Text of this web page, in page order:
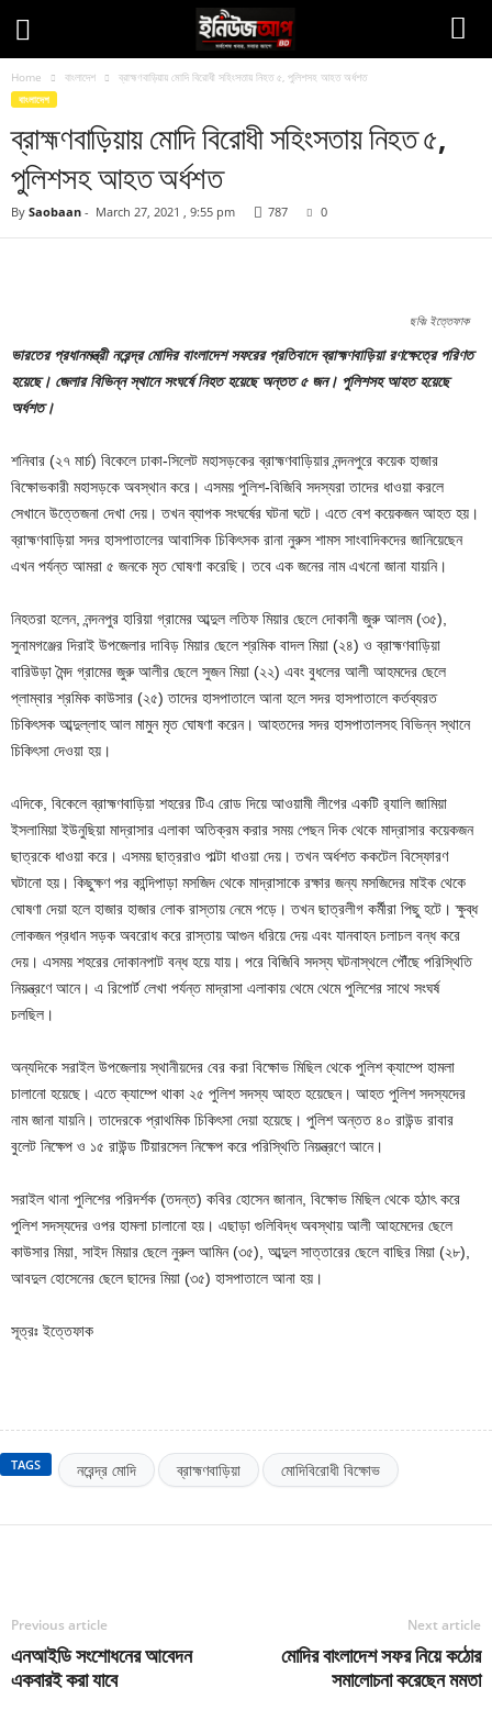
Home বাংলাদেশ ব্রাহ্মণবাড়িয়ায় মোদি বিরোধী সহিংসতায় নিহত ৫, পুলিশসহ আহত অর্ধশত
বাংলাদেশ
ব্রাহ্মণবাড়িয়ায় মোদি বিরোধী সহিংসতায় নিহত ৫,
পুলিশসহ আহত অর্ধশত
By Saobaan - March 27, 2021 , 9:55 pm 787 0
ছবিঃ ইত্তেফাক
ভারতের প্রধানমন্ত্রী নরেন্দ্র মোদির বাংলাদেশ সফরের প্রতিবাদে ব্রাহ্মণবাড়িয়া রণক্ষেত্রে পরিণত
হয়েছে। জেলার বিভিন্ন স্থানে সংঘর্ষে নিহত হয়েছে অন্তত ৫ জন। পুলিশসহ আহত হয়েছে
অর্ধশত।
শনিবার (২৭ মার্চ) বিকেলে ঢাকা-সিলেট মহাসড়কের ব্রাহ্মণবাড়িয়ার নন্দনপুরে কয়েক হাজার
বিক্ষোভকারী মহাসড়কে অবস্থান করে। এসময় পুলিশ-বিজিবি সদস্যরা তাদের ধাওয়া করলে
সেখানে উত্তেজনা দেখা দেয়। তখন ব্যাপক সংঘর্ষের ঘটনা ঘটে। এতে বেশ কয়েকজন আহত হয়।
ব্রাহ্মণবাড়িয়া সদর হাসপাতালের আবাসিক চিকিৎসক রানা নুরুস শামস সাংবাদিকদের জানিয়েছেন
এখন পর্যন্ত আমরা ৫ জনকে মৃত ঘোষণা করেছি। তবে এক জনের নাম এখনো জানা যায়নি।
নিহতরা হলেন, নন্দনপুর হারিয়া গ্রামের আব্দুল লতিফ মিয়ার ছেলে দোকানী জুরু আলম (৩৫),
সুনামগঞ্জের দিরাই উপজেলার দাবিড় মিয়ার ছেলে শ্রমিক বাদল মিয়া (২৪) ও ব্রাহ্মণবাড়িয়া
বারিউড়া মৈন্দ গ্রামের জুরু আলীর ছেলে সুজন মিয়া (২২) এবং বুধলের আলী আহমদের ছেলে
প্লাম্বার শ্রমিক কাউসার (২৫) তাদের হাসপাতালে আনা হলে সদর হাসপাতালে কর্তব্যরত
চিকিৎসক আব্দুল্লাহ আল মামুন মৃত ঘোষণা করেন। আহতদের সদর হাসপাতালসহ বিভিন্ন স্থানে
চিকিৎসা দেওয়া হয়।
এদিকে, বিকেলে ব্রাহ্মণবাড়িয়া শহরের টিএ রোড দিয়ে আওয়ামী লীগের একটি র‌্যালি জামিয়া
ইসলামিয়া ইউনুছিয়া মাদ্রাসার এলাকা অতিক্রম করার সময় পেছন দিক থেকে মাদ্রাসার কয়েকজন
ছাত্রকে ধাওয়া করে। এসময় ছাত্ররাও পাল্টা ধাওয়া দেয়। তখন অর্ধশত ককটেল বিস্ফোরণ
ঘটানো হয়। কিছুক্ষণ পর কান্দিপাড়া মসজিদ থেকে মাদ্রাসাকে রক্ষার জন্য মসজিদের মাইক থেকে
ঘোষণা দেয়া হলে হাজার হাজার লোক রাস্তায় নেমে পড়ে। তখন ছাত্রলীগ কর্মীরা পিছু হটে। ক্ষুব্ধ
লোকজন প্রধান সড়ক অবরোধ করে রাস্তায় আগুন ধরিয়ে দেয় এবং যানবাহন চলাচল বন্ধ করে
দেয়। এসময় শহরের দোকানপাট বন্ধ হয়ে যায়। পরে বিজিবি সদস্য ঘটনাস্থলে পৌঁছে পরিস্থিতি
নিয়ন্ত্রণে আনে। এ রিপোর্ট লেখা পর্যন্ত মাদ্রাসা এলাকায় থেমে থেমে পুলিশের সাথে সংঘর্ষ
চলছিল।
অন্যদিকে সরাইল উপজেলায় স্থানীয়দের বের করা বিক্ষোভ মিছিল থেকে পুলিশ ক্যাম্পে হামলা
চালানো হয়েছে। এতে ক্যাম্পে থাকা ২৫ পুলিশ সদস্য আহত হয়েছেন। আহত পুলিশ সদস্যদের
নাম জানা যায়নি। তাদেরকে প্রাথমিক চিকিৎসা দেয়া হয়েছে। পুলিশ অন্তত ৪০ রাউন্ড রাবার
বুলেট নিক্ষেপ ও ১৫ রাউন্ড টিয়ারসেল নিক্ষেপ করে পরিস্থিতি নিয়ন্ত্রণে আনে।
সরাইল থানা পুলিশের পরিদর্শক (তদন্ত) কবির হোসেন জানান, বিক্ষোভ মিছিল থেকে হঠাৎ করে
পুলিশ সদস্যদের ওপর হামলা চালানো হয়। এছাড়া গুলিবিদ্ধ অবস্থায় আলী আহমেদের ছেলে
কাউসার মিয়া, সাইদ মিয়ার ছেলে নুরুল আমিন (৩৫), আব্দুল সাত্তারের ছেলে বাছির মিয়া (২৮),
আবদুল হোসেনের ছেলে ছাদের মিয়া (৩৫) হাসপাতালে আনা হয়।
সূত্রঃ ইত্তেফাক
TAGS নরেন্দ্র মোদি ব্রাহ্মণবাড়িয়া মোদিবিরোধী বিক্ষোভ
Previous article
এনআইডি সংশোধনের আবেদন
একবারই করা যাবে
Next article
মোদির বাংলাদেশ সফর নিয়ে কঠোর
সমালোচনা করেছেন মমতা